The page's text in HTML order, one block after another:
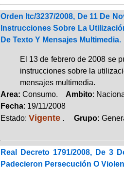
Orden Itc/3237/2008, De 11 De
Instrucciones Sobre La
De Texto Y Mensajes Multimedia.
El 13 de febrero de 2008 se
instrucciones sobre la
mensajes multimedia.
Area: Consumo. Ambito:
Fecha: 19/11/2008
Estado: Vigente. Grupo:
Real Decreto 1791/2008, De 3
Padecieron Persecución O